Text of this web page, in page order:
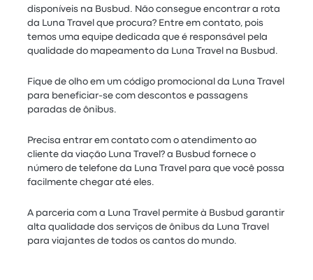
disponíveis na Busbud. Não consegue encontrar a rota
da Luna Travel que procura? Entre em contato, pois
temos uma equipe dedicada que é responsável pela
qualidade do mapeamento da Luna Travel na Busbud.
Fique de olho em um código promocional da Luna Travel
para beneficiar-se com descontos e passagens
paradas de ônibus.
Precisa entrar em contato com o atendimento ao
cliente da viação Luna Travel? a Busbud fornece o
número de telefone da Luna Travel para que você possa
facilmente chegar até eles.
A parceria com a Luna Travel permite à Busbud garantir
alta qualidade dos serviços de ônibus da Luna Travel
para viajantes de todos os cantos do mundo.